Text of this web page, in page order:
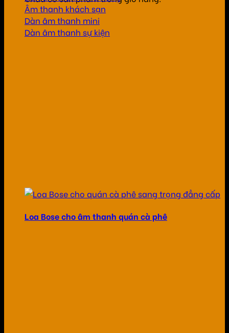
Âm thanh khách sạn
Dàn âm thanh mini
Dàn âm thanh sự kiện
Loa Bose cho âm thanh quán cà phê